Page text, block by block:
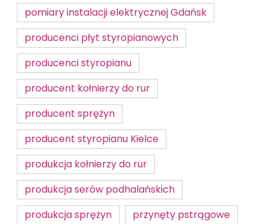
pomiary instalacji elektrycznej Gdańsk
producenci płyt styropianowych
producenci styropianu
producent kołnierzy do rur
producent sprężyn
producent styropianu Kielce
produkcja kołnierzy do rur
produkcja serów podhalańskich
produkcja sprężyn
przynęty pstrągowe